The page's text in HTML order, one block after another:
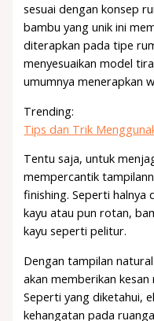
sesuai dengan konsep
bambu yang unik ini
diterapkan pada tipe
menyesuaikan model
umumnya menerapkan
Trending:
Tips dan Trik
Tentu saja, untuk
mempercantik
finishing. Seperti halnya
kayu atau pun rotan,
kayu seperti pelitur.
Dengan tampilan
akan memberikan
Seperti yang diketahui,
kehangatan pada